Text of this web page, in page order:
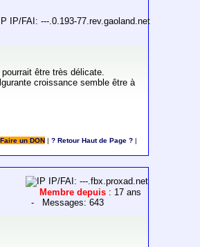
IP/FAI: ---.0.193-77.rev.gaoland.net
être très délicate.
croissance semble être à
Faire un DON ? Retour Haut de Page ?|
IP/FAI: ---.fbx.proxad.net
Membre depuis : 17 ans
- Messages: 643